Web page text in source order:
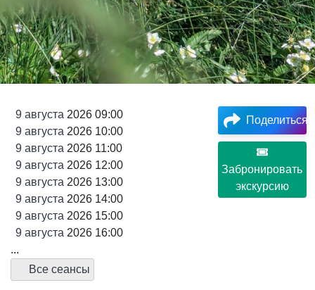
9 августа 2026 09:00
9 августа 2026 10:00
9 августа 2026 11:00
9 августа 2026 12:00
9 августа 2026 13:00
9 августа 2026 14:00
9 августа 2026 15:00
9 августа 2026 16:00
...
Все сеансы
Поделиться
Забронировать
экскурсию